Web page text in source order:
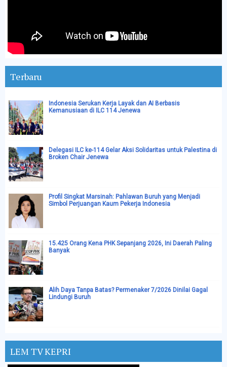
Terbaru
Indonesia Serukan Kerja Layak dan AI Berbasis
Kemanusiaan di ILC 114 Jenewa
Delegasi ILC ke-114 Gelar Aksi Solidaritas untuk Palestina di
Broken Chair Jenewa
Profil Singkat Marsinah: Pahlawan Buruh yang Menjadi
Simbol Perjuangan Kaum Pekerja Indonesia
15.425 Orang Kena PHK Sepanjang 2026, Ini Daerah Paling
Banyak
Alih Daya Tanpa Batas? Permenaker 7/2026 Dinilai Gagal
Lindungi Buruh
LEM TV KEPRI